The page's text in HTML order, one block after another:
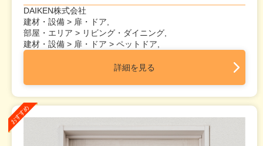
DAIKEN株式会社
建材・設備 > 扉・ドア,
部屋・エリア > リビング・ダイニング,
建材・設備 > 扉・ドア > ペットドア,
詳細を見る